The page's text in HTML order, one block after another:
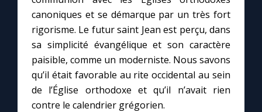
canoniques et se démarque par un très fort
rigorisme. Le futur saint Jean est perçu, dans
sa simplicité évangélique et son caractère
paisible, comme un moderniste. Nous savons
qu’il était favorable au rite occidental au sein
de l’Église orthodoxe et qu’il n’avait rien
contre le calendrier grégorien.